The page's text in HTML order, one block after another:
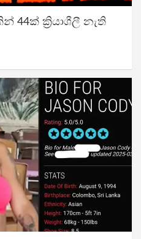
44ක් ක්‍රියාශීලී නැති